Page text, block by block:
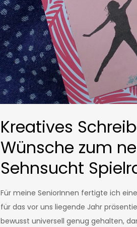
Kreatives
Wünsche zum
Sehnsucht
Für meine SeniorInnen fertigte ich
für das vor uns liegende Jahr
bewusst universell genug gehalten,